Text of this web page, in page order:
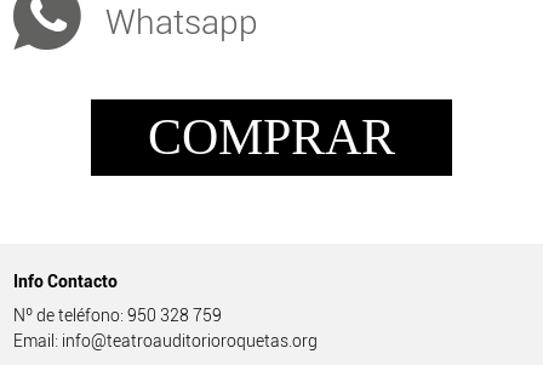
Whatsapp
COMPRAR
Info Contacto
Nº de teléfono: 950 328 759
Email: info@teatroauditorioroquetas.org